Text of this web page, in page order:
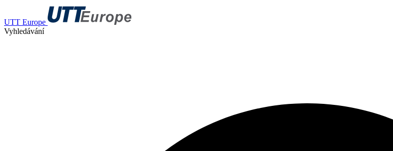
UTT Europe
Vyhledávání